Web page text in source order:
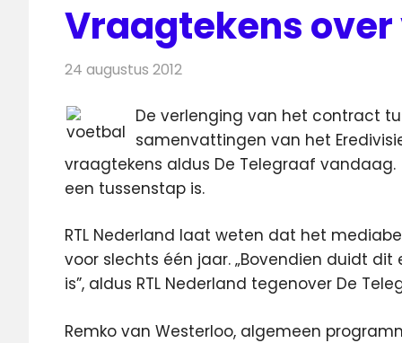
Vraagtekens
24 augustus 2012
De verlenging van het contract
samenvattingen van het
vraagtekens aldus De Telegraaf vandaag.
een tussenstap is.
RTL Nederland laat weten dat het
voor slechts één jaar. „Bovendien duidt
is”, aldus RTL Nederland tegenover De
Remko van Westerloo, algemeen